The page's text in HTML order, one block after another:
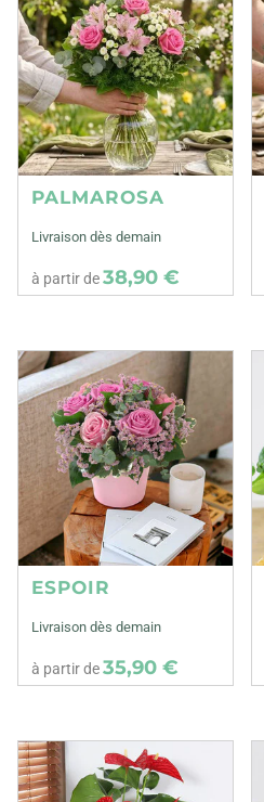
PALMAROSA
Livraison dès demain
à partir de38,90 €
ESPOIR
Livraison dès demain
à partir de35,90 €